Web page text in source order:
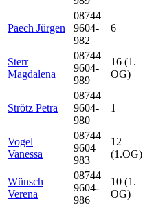
Paech Jürgen
08744
9604-
982
6
Sterr
Magdalena
08744
9604-
989
16 (1.
OG)
Strötz Petra
08744
9604-
980
1
Vogel
Vanessa
08744
9604
983
12
(1.OG)
Wünsch
Verena
08744
9604-
986
10 (1.
OG)